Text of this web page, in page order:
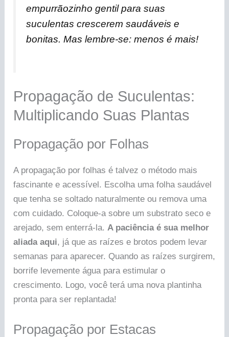
empurrãozinho gentil para suas
suculentas crescerem saudáveis e
bonitas. Mas lembre-se: menos é mais!
Propagação de Suculentas:
Multiplicando Suas Plantas
Propagação por Folhas
A propagação por folhas é talvez o método mais
fascinante e acessível. Escolha uma folha saudável
que tenha se soltado naturalmente ou remova uma
com cuidado. Coloque-a sobre um substrato seco e
arejado, sem enterrá-la.A paciência é sua melhor
aliada aqui, já que as raízes e brotos podem levar
semanas para aparecer. Quando as raízes surgirem,
borrife levemente água para estimular o
crescimento. Logo, você terá uma nova plantinha
pronta para ser replantada!
Propagação por Estacas